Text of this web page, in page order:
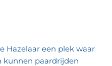
Hazelaar een plek waar
kunnen paardrijden